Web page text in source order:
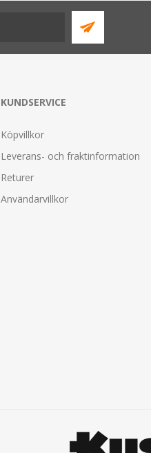
KUNDSERVICE
Köpvillkor
Leverans- och fraktinformation
Returer
Användarvillkor